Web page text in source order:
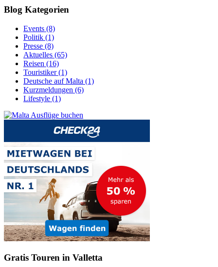
Blog Kategorien
Events (8)
Politik (1)
Presse (8)
Aktuelles (65)
Reisen (16)
Touristiker (1)
Deutsche auf Malta (1)
Kurzmeldungen (6)
Lifestyle (1)
Gratis Touren in Valletta